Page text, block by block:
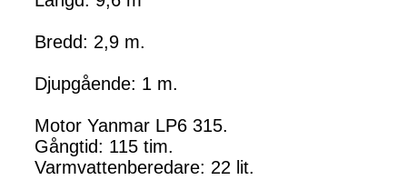
Bredd: 2,9 m.
Djupgående: 1 m.
Motor Yanmar LP6 315.
Gångtid: 115 tim.
Varmvattenberedare: 22 lit.